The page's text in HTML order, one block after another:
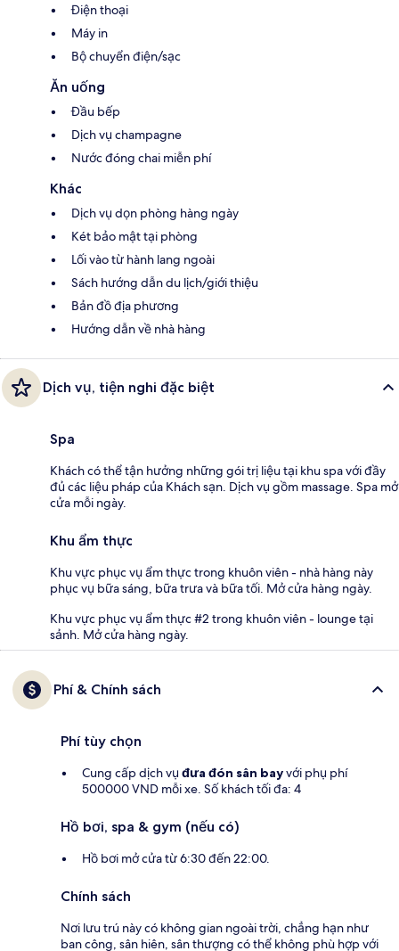
Điện thoại
Máy in
Bộ chuyển điện/sạc
Ăn uống
Đầu bếp
Dịch vụ champagne
Nước đóng chai miễn phí
Khác
Dịch vụ dọn phòng hàng ngày
Két bảo mật tại phòng
Lối vào từ hành lang ngoài
Sách hướng dẫn du lịch/giới thiệu
Bản đồ địa phương
Hướng dẫn về nhà hàng
Dịch vụ, tiện nghi đặc biệt
Spa
Khách có thể tận hưởng những gói trị liệu tại khu spa với đầy
đủ các liệu pháp của Khách sạn. Dịch vụ gồm massage. Spa mở
cửa mỗi ngày.
Khu ẩm thực
Khu vực phục vụ ẩm thực trong khuôn viên - nhà hàng này
phục vụ bữa sáng, bữa trưa và bữa tối. Mở cửa hàng ngày.
Khu vực phục vụ ẩm thực #2 trong khuôn viên - lounge tại
sảnh. Mở cửa hàng ngày.
Phí & Chính sách
Phí tùy chọn
Cung cấp dịch vụ đưa đón sân bayvới phụ phí
500000 VND mỗi xe. Số khách tối đa: 4
Hồ bơi, spa & gym (nếu có)
Hồ bơi mở cửa từ 6:30 đến 22:00.
Chính sách
Nơi lưu trú này có không gian ngoài trời, chẳng hạn như
ban công, sân hiên, sân thượng có thể không phù hợp với